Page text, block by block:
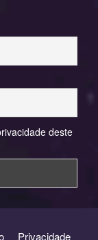
deste
Privacidade